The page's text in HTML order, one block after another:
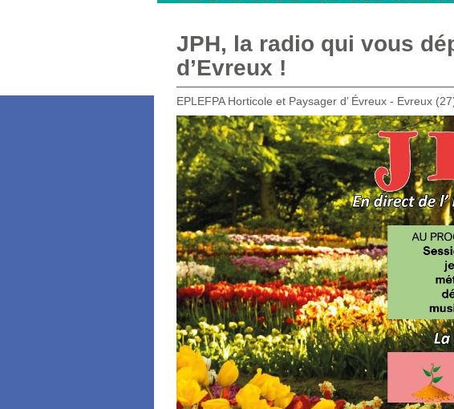
JPH, la radio qui vous
d’Evreux !
EPLEFPA Horticole et Paysager d’ Évreux - Evreux